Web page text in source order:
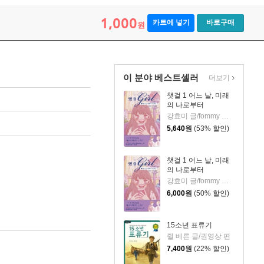
1,000원 카트에 넣기 바로구매
이 분야 베스트셀러
챗걸 1 어느 날, 미래
의 나로부터
강효미 글/fommy 그림
5,640원 (53% 할인)
챗걸 1 어느 날, 미래
의 나로부터
강효미 글/fommy 그림
6,000원 (50% 할인)
15소년 표류기
쥘 베른 글/권영상 편
7,400원 (22% 할인)
더보기